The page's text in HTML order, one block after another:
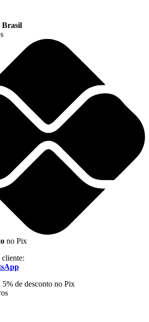
Brasil
no Pix
5% de desconto no Pix